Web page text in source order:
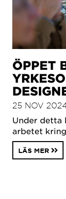
ÖPPET
25 NOV
Under detta
arbetet
LÄS MER